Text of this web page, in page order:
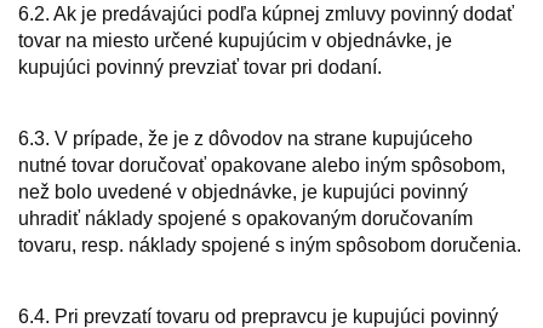
6.2. Ak je predávajúci podľa kúpnej zmluvy povinný dodať
tovar na miesto určené kupujúcim v objednávke, je
kupujúci povinný prevziať tovar pri dodaní.
6.3. V prípade, že je z dôvodov na strane kupujúceho
nutné tovar doručovať opakovane alebo iným spôsobom,
než bolo uvedené v objednávke, je kupujúci povinný
uhradiť náklady spojené s opakovaným doručovaním
tovaru, resp. náklady spojené s iným spôsobom doručenia.
6.4. Pri prevzatí tovaru od prepravcu je kupujúci povinný